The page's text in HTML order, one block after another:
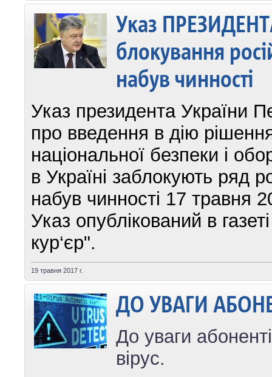
Указ
блокування
набув чинності
Указ президента України
про введення в дію
національної безпеки і
в Україні заблокують ряд
набув чинності 17 травня
Указ опублікований в
кур‘єр".
19 травня 2017 г.
ДО УВАГИ
До уваги
вірус.